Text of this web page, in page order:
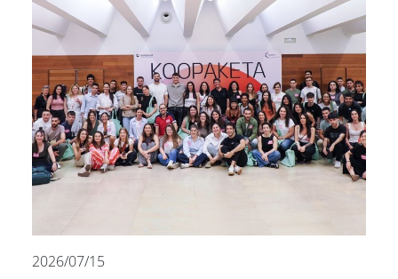
2026/07/15